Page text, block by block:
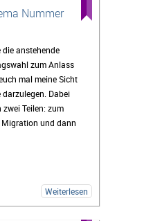
Nummer
die anstehende
zum Anlass
mal meine Sicht
darzulegen. Dabei
zwei Teilen: zum
Migration und dann
Weiterlesen